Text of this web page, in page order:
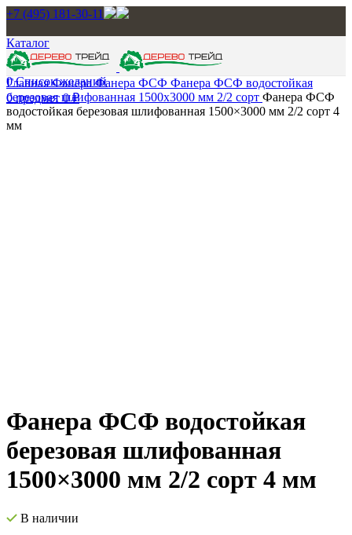
+7 (495) 181-30-11
Каталог
0Список желаний
0предмет 0₽
ГлавнаяФанераФанера ФСФ Фанера ФСФ водостойкая
березовая шлифованная 1500х3000 мм 2/2 сорт Фанера ФСФ
водостойкая березовая шлифованная 1500×3000 мм 2/2 сорт 4
мм
Фанера ФСФ водостойкая
березовая шлифованная
1500×3000 мм 2/2 сорт 4 мм
В наличии